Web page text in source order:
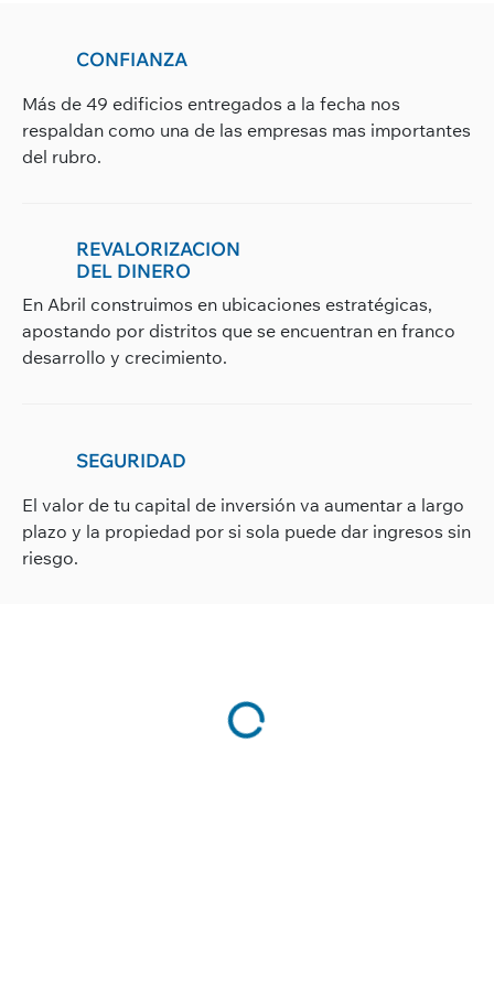
CONFIANZA
Más de 49 edificios entregados a la fecha nos
respaldan como una de las empresas mas importantes
del rubro.
REVALORIZACION
DEL DINERO
En Abril construimos en ubicaciones estratégicas,
apostando por distritos que se encuentran en franco
desarrollo y crecimiento.
SEGURIDAD
El valor de tu capital de inversión va aumentar a largo
plazo y la propiedad por si sola puede dar ingresos sin
riesgo.